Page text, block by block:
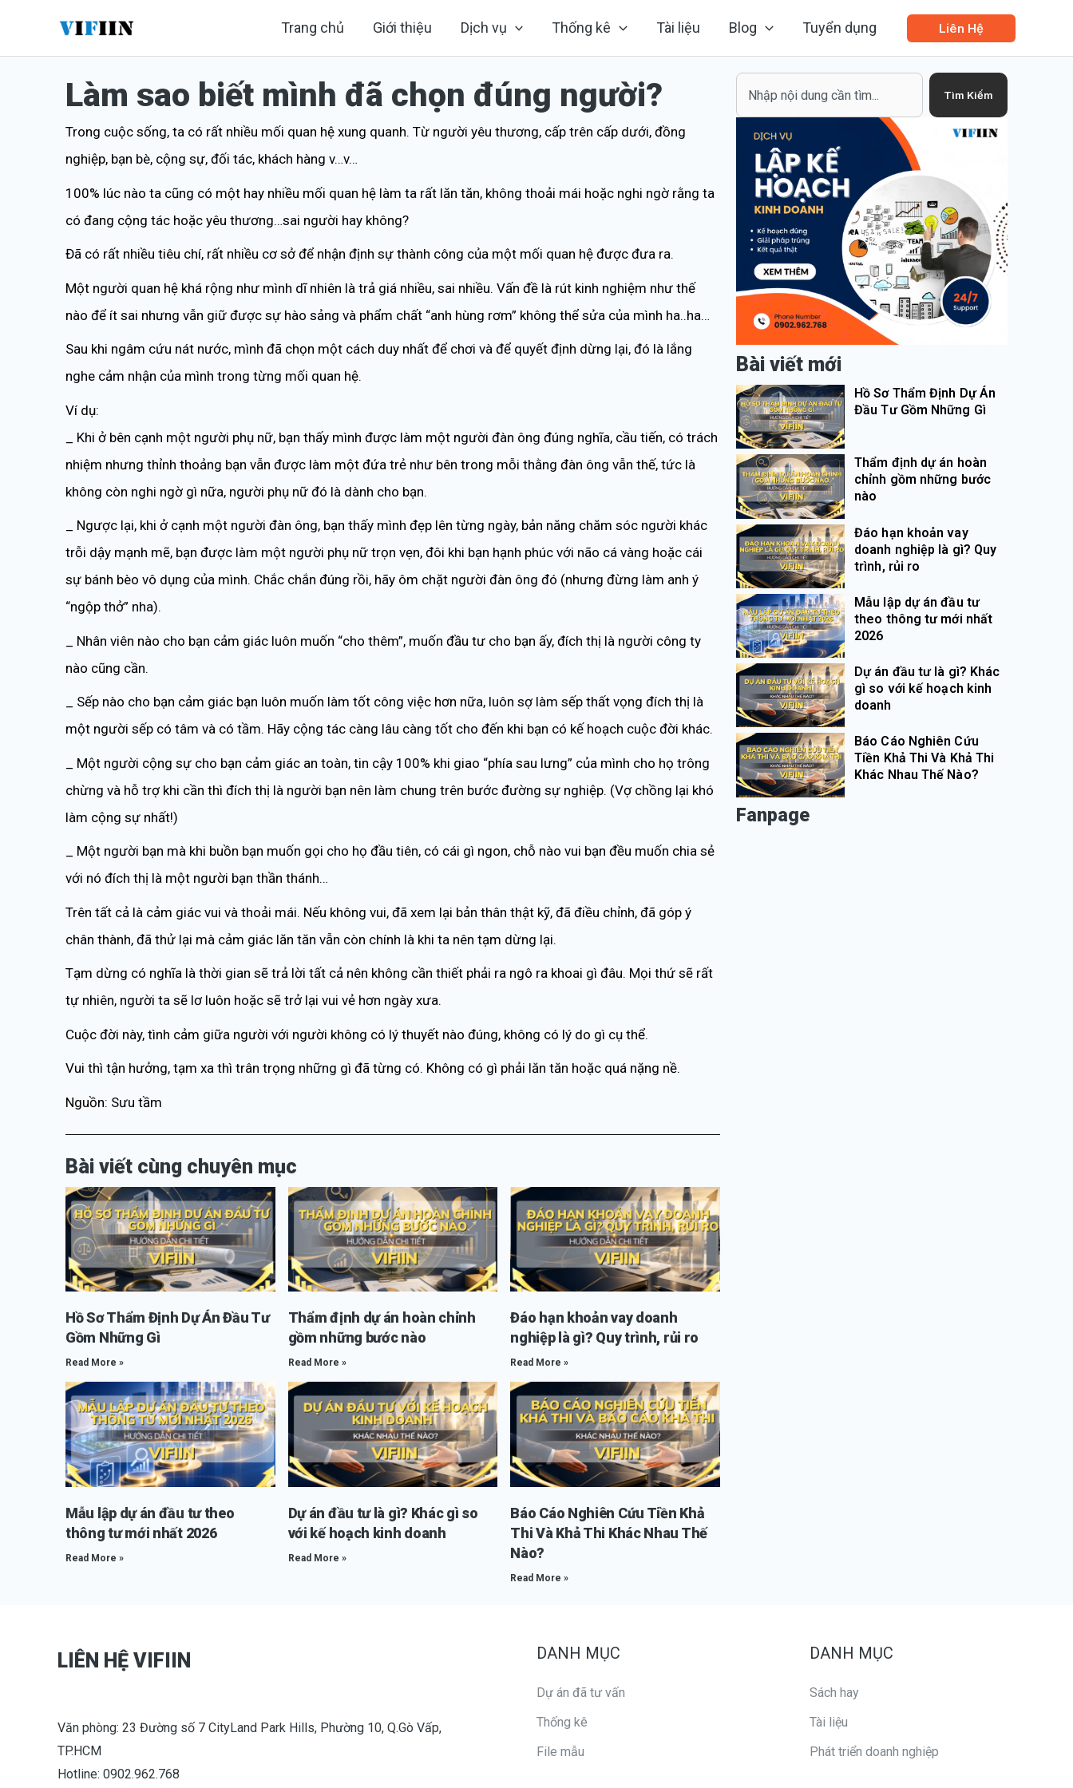
Trang chủ Giới thiệu Dịch vụ Thống kê Tài liệu Blog Tuyển dụng Liên Hệ
Làm sao biết mình đã chọn đúng người?
Trong cuộc sống, ta có rất nhiều mối quan hệ xung quanh. Từ người yêu thương, cấp trên cấp dưới, đồng
nghiệp, bạn bè, cộng sự, đối tác, khách hàng v…v…
100% lúc nào ta cũng có một hay nhiều mối quan hệ làm ta rất lăn tăn, không thoải mái hoặc nghi ngờ rằng ta
có đang cộng tác hoặc yêu thương…sai người hay không?
Đã có rất nhiều tiêu chí, rất nhiều cơ sở để nhận định sự thành công của một mối quan hệ được đưa ra.
Một người quan hệ khá rộng như mình dĩ nhiên là trả giá nhiều, sai nhiều. Vấn đề là rút kinh nghiệm như thế
nào để ít sai nhưng vẫn giữ được sự hào sảng và phẩm chất “anh hùng rơm” không thể sửa của mình ha..ha…
Sau khi ngâm cứu nát nước, mình đã chọn một cách duy nhất để chơi và để quyết định dừng lại, đó là lắng
nghe cảm nhận của mình trong từng mối quan hệ.
Ví dụ:
_ Khi ở bên cạnh một người phụ nữ, bạn thấy mình được làm một người đàn ông đúng nghĩa, cầu tiến, có trách
nhiệm nhưng thỉnh thoảng bạn vẫn được làm một đứa trẻ như bên trong mỗi thằng đàn ông vẫn thế, tức là
không còn nghi ngờ gì nữa, người phụ nữ đó là dành cho bạn.
_ Ngược lại, khi ở cạnh một người đàn ông, bạn thấy mình đẹp lên từng ngày, bản năng chăm sóc người khác
trỗi dậy mạnh mẽ, bạn được làm một người phụ nữ trọn vẹn, đôi khi bạn hạnh phúc với não cá vàng hoặc cái
sự bánh bèo vô dụng của mình. Chắc chắn đúng rồi, hãy ôm chặt người đàn ông đó (nhưng đừng làm anh ý
“ngộp thở” nha).
_ Nhân viên nào cho bạn cảm giác luôn muốn “cho thêm”, muốn đầu tư cho bạn ấy, đích thị là người công ty
nào cũng cần.
_ Sếp nào cho bạn cảm giác bạn luôn muốn làm tốt công việc hơn nữa, luôn sợ làm sếp thất vọng đích thị là
một người sếp có tâm và có tầm. Hãy cộng tác càng lâu càng tốt cho đến khi bạn có kế hoạch cuộc đời khác.
_ Một người cộng sự cho bạn cảm giác an toàn, tin cậy 100% khi giao “phía sau lưng” của mình cho họ trông
chừng và hỗ trợ khi cần thì đích thị là người bạn nên làm chung trên bước đường sự nghiệp. (Vợ chồng lại khó
làm cộng sự nhất!)
_ Một người bạn mà khi buồn bạn muốn gọi cho họ đầu tiên, có cái gì ngon, chỗ nào vui bạn đều muốn chia sẻ
với nó đích thị là một người bạn thần thánh…
Trên tất cả là cảm giác vui và thoải mái. Nếu không vui, đã xem lại bản thân thật kỹ, đã điều chỉnh, đã góp ý
chân thành, đã thử lại mà cảm giác lăn tăn vẫn còn chính là khi ta nên tạm dừng lại.
Tạm dừng có nghĩa là thời gian sẽ trả lời tất cả nên không cần thiết phải ra ngô ra khoai gì đâu. Mọi thứ sẽ rất
tự nhiên, người ta sẽ lơ luôn hoặc sẽ trở lại vui vẻ hơn ngày xưa.
Cuộc đời này, tình cảm giữa người với người không có lý thuyết nào đúng, không có lý do gì cụ thể.
Vui thì tận hưởng, tạm xa thì trân trọng những gì đã từng có. Không có gì phải lăn tăn hoặc quá nặng nề.
Nguồn: Sưu tầm
Bài viết cùng chuyên mục
Hồ Sơ Thẩm Định Dự Án Đầu Tư
Gồm Những Gì
Read More »
Thẩm định dự án hoàn chỉnh
gồm những bước nào
Read More »
Đáo hạn khoản vay doanh
nghiệp là gì? Quy trình, rủi ro
Read More »
Mẫu lập dự án đầu tư theo
thông tư mới nhất 2026
Read More »
Dự án đầu tư là gì? Khác gì so
với kế hoạch kinh doanh
Read More »
Báo Cáo Nghiên Cứu Tiền Khả
Thi Và Khả Thi Khác Nhau Thế
Nào?
Read More »
Tìm Kiếm
Bài viết mới
Hồ Sơ Thẩm Định Dự Án
Đầu Tư Gồm Những Gì
Thẩm định dự án hoàn
chỉnh gồm những bước
nào
Đáo hạn khoản vay
doanh nghiệp là gì? Quy
trình, rủi ro
Mẫu lập dự án đầu tư
theo thông tư mới nhất
2026
Dự án đầu tư là gì? Khác
gì so với kế hoạch kinh
doanh
Báo Cáo Nghiên Cứu
Tiền Khả Thi Và Khả Thi
Khác Nhau Thế Nào?
Fanpage
LIÊN HỆ VIFIIN
Văn phòng: 23 Đường số 7 CityLand Park Hills, Phường 10, Q.Gò Vấp,
TP.HCM
Hotline: 0902.962.768
DANH MỤC
Dự án đã tư vấn
Thống kê
File mẫu
DANH MỤC
Sách hay
Tài liệu
Phát triển doanh nghiệp